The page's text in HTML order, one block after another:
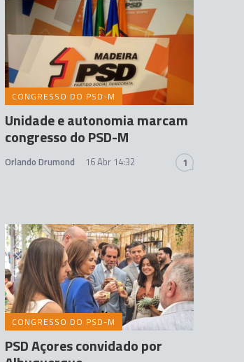
CONGRESSO DO PSD-M
Unidade e autonomia marcam
congresso do PSD-M
Orlando Drumond 16 Abr 14:32 1
CONGRESSO DO PSD-M
PSD Açores convidado por